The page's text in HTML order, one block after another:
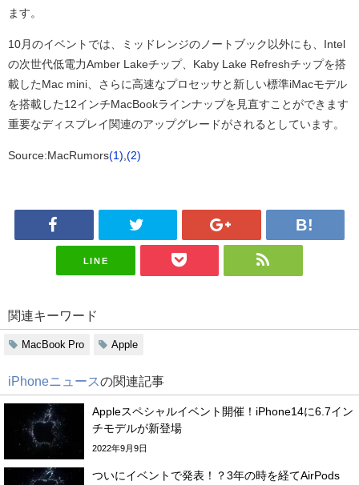
ます。
10月のイベントでは、ミッドレンジのノートブック以外にも、Intel
の次世代低電力Amber Lakeチップ、Kaby Lake Refreshチップを搭
載したMac mini、さらに高速なプロセッサと新しい標準iMacモデル
を搭載した12インチMacBookラインナップを見直すことができます
重要なディスプレイ関連のアップグレードがされるとしています。
Source:MacRumors(1) (2)
LINE
関連キーワード
MacBook Pro Apple
iPhoneニュースの関連記事
Appleスペシャルイベント開催！iPhone14に6.7イン
チモデルが新登場
2022年9月9日
ついにイベントで発表！？3年の時を経てAirPods